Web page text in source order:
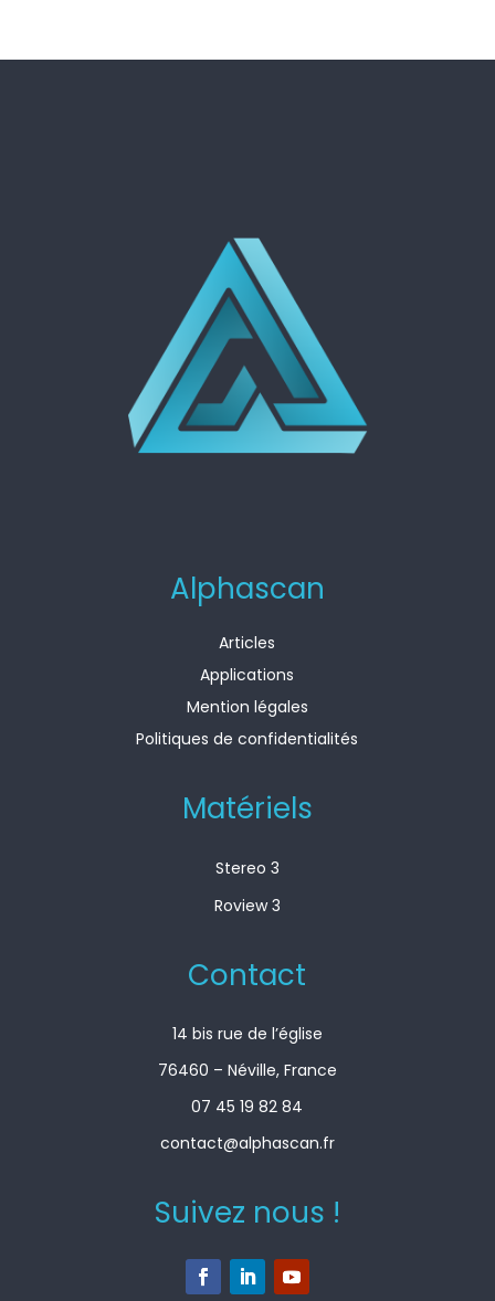
Alphascan
Articles
Applications
Mention légales
Politiques de confidentialités
Matériels
Stereo 3
Roview 3
Contact
14 bis rue de l’église
76460 – Néville, France
07 45 19 82 84
contact@alphascan.fr
Suivez nous !